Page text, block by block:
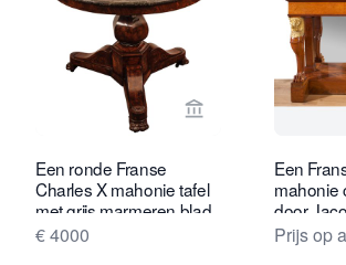
Bekijk
Een ronde Franse
Charles X mahonie tafel
met grijs marmeren blad,
circa 1830.
€ 4000
Een
mahonie
door
Prijs op